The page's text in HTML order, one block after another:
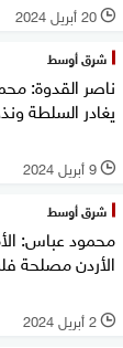
l 20 أبريل 2024
شرق أوسط
ناصر القدوة:
يغادر السلطة
l 9 أبريل 2024
شرق أوسط
محمود عباس:
الأردن مصلحة
l 2 أبريل 2024